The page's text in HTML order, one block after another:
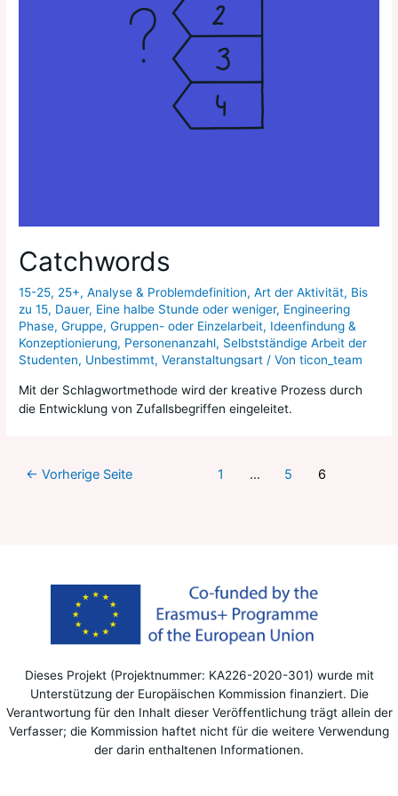
Catchwords
15-25, 25+,Analyse & Problemdefinition,Art der Aktivität, Bis
zu 15, Dauer, Eine halbe Stunde oder weniger, Engineering
Phase,Gruppe,Gruppen- oder Einzelarbeit, Ideenfindung &
Konzeptionierung, Personenanzahl, Selbstständige Arbeit der
Studenten, Unbestimmt,Veranstaltungsart / Vonticon_team
Mit der Schlagwortmethode wird der kreative Prozess durch
die Entwicklung von Zufallsbegriffen eingeleitet.
← Vorherige Seite 1 … 5 6
Dieses Projekt (Projektnummer: KA226-2020-301) wurde mit
Unterstützung der Europäischen Kommission finanziert. Die
Verantwortung für den Inhalt dieser Veröffentlichung trägt allein der
Verfasser; die Kommission haftet nicht für die weitere Verwendung
der darin enthaltenen Informationen.